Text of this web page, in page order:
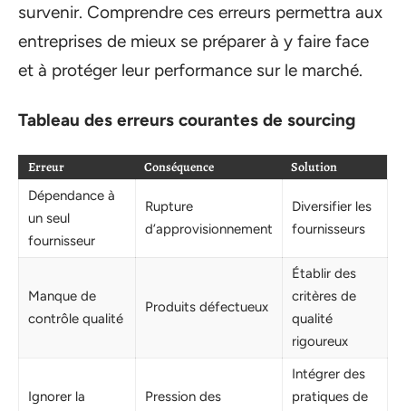
survenir. Comprendre ces erreurs permettra aux
entreprises de mieux se préparer à y faire face
et à protéger leur performance sur le marché.
Tableau des erreurs courantes de sourcing
Erreur Conséquence Solution
Dépendance à
un seul
fournisseur
Rupture
d’approvisionnement
Diversifier les
fournisseurs
Manque de
contrôle qualité
Produits défectueux
Établir des
critères de
qualité
rigoureux
Ignorer la
Pression des
Intégrer des
pratiques de